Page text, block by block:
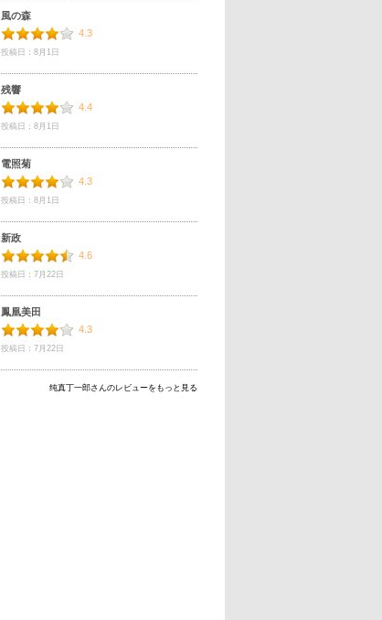
風の森
4.3
投稿日：8月1日
残響
4.4
投稿日：8月1日
電照菊
4.3
投稿日：8月1日
新政
4.6
投稿日：7月22日
鳳凰美田
4.3
投稿日：7月22日
纯真丁一郎さんのレビューをもっと見る